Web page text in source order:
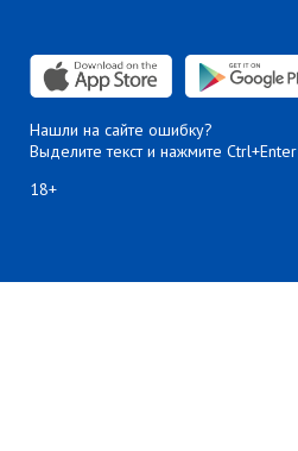
Нашли на сайте ошибку?
Выделите текст и нажмите Ctrl+Enter
18+